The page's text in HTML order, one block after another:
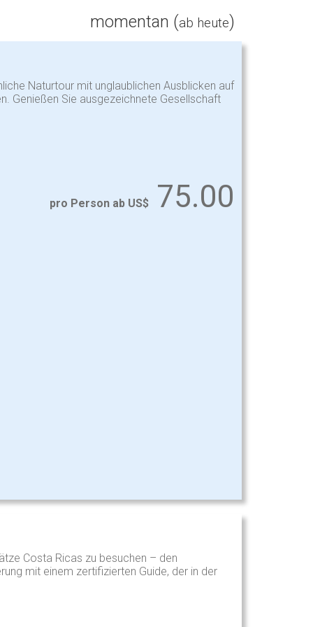
momentan (ab heute)
Naturtour mit unglaublichen Ausblicken auf
Genießen Sie ausgezeichnete Gesellschaft
pro Person ab US$ 75.00
Costa Ricas zu besuchen – den
mit einem zertifizierten Guide, der in der